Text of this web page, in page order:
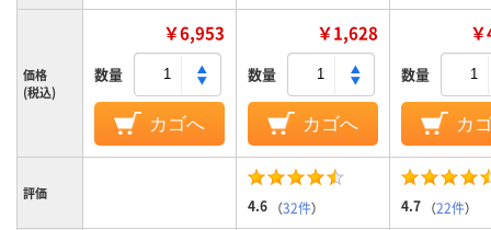
価格
(税込)
￥6,953
数量
カゴへ
￥1,628
数量
カゴへ
数量
カ
評価
4.6 （32件） 4.7 （22件）